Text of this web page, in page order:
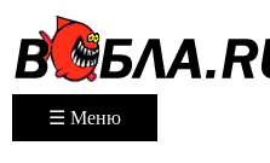
☰ Меню